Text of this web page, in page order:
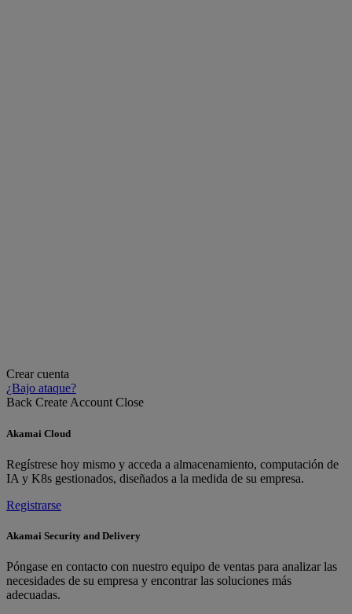
Crear cuenta
¿Bajo ataque?
Back Create Account Close
Akamai Cloud
Regístrese hoy mismo y acceda a almacenamiento, computación de
IA y K8s gestionados, diseñados a la medida de su empresa.
Registrarse
Akamai Security and Delivery
Póngase en contacto con nuestro equipo de ventas para analizar las
necesidades de su empresa y encontrar las soluciones más
adecuadas.